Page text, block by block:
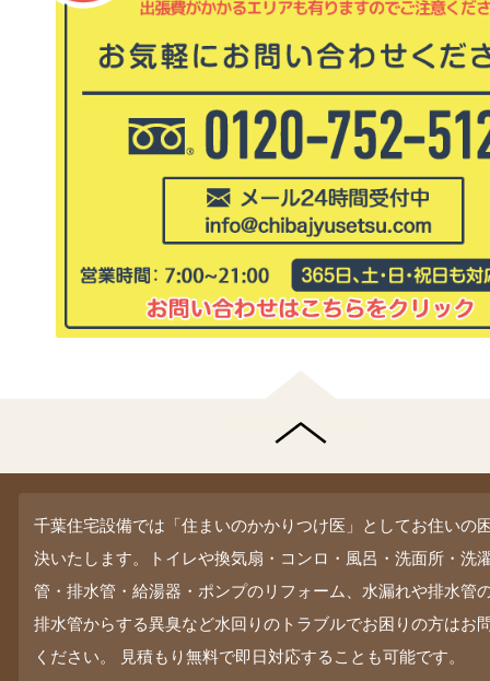
千葉住宅設備では「住まいのかかりつけ医」としてお住いの
決いたします。トイレや換気扇・コンロ・風呂・洗面所・洗
管・排水管・給湯器・ポンプのリフォーム、水漏れや排水管
排水管からする異臭など水回りのトラブルでお困りの方はお
ください。 見積もり無料で即日対応することも可能です。